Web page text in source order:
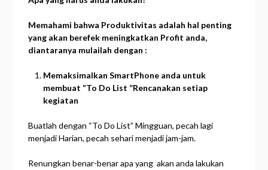
Memahami bahwa Produktivitas adalah hal penting
yang akan berefek meningkatkan Profit anda,
diantaranya mulailah dengan :
Memaksimalkan SmartPhone anda untuk
membuat “To Do List ”Rencanakan setiap
kegiatan
Buatlah dengan “To Do List” Mingguan, pecah lagi
menjadi Harian, pecah sehari menjadi jam-jam.
Renungkan benar-benar apa yang akan anda lakukan